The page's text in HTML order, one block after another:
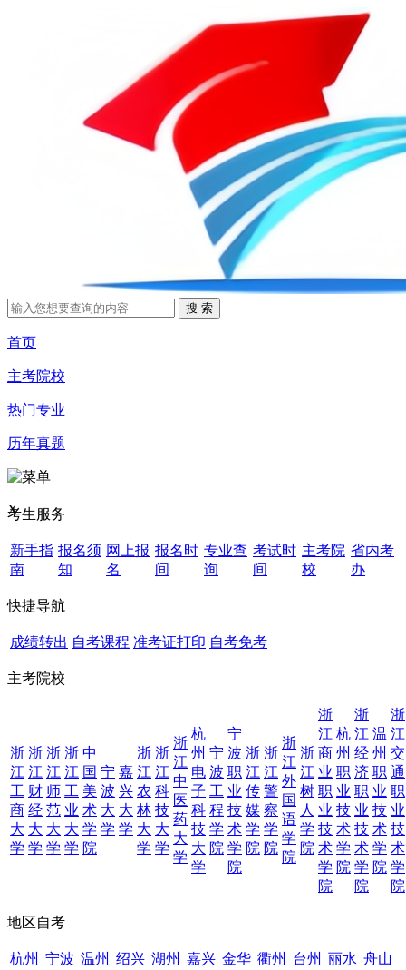
首页
主考院校
热门专业
历年真题
X
考生服务
新手指
南
报名须
知
网上报
名
报名时
间
专业查
询
考试时
间
主考院
校
省内考
办
快捷导航
成绩转出 自考课程 准考证打印 自考免考
主考院校
浙
江
工
商
大
学
浙
江
财
经
大
学
浙
江
师
范
大
学
浙
江
工
业
大
学
中
国
美
术
学
院
宁
波
大
学
嘉
兴
大
学
浙
江
农
林
大
学
浙
江
科
技
大
学
浙
江
中
医
药
大
学
杭
州
电
子
科
技
大
学
宁
波
工
程
学
院
宁
波
职
业
技
术
学
院
浙
江
传
媒
学
院
浙
江
警
察
学
院
浙
江
外
国
语
学
院
浙
江
树
人
学
院
浙
江
商
业
职
业
技
术
学
院
杭
州
职
业
技
术
学
院
浙
江
经
济
职
业
技
术
学
院
温
州
职
业
技
术
学
院
浙
江
交
通
职
业
技
术
学
院
地区自考
杭州 宁波 温州 绍兴 湖州 嘉兴 金华 衢州
台州 丽水 舟山